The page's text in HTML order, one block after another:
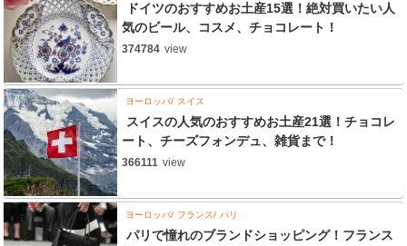
ドイツのおすすめお土産15選！絶対買いたい人
気のビール、コスメ、チョコレート！
374784 view
ヨーロッパ スイス
スイスの人気のおすすめお土産21選！チョコレ
ート、チーズフォンデュ、雑貨まで！
366111 view
ヨーロッパ フランス パリ
パリで憧れのブランドショッピング！フランス